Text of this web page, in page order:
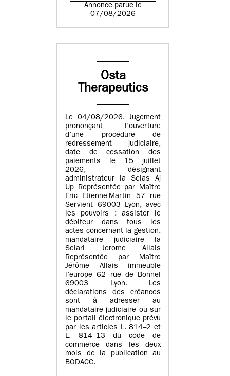
Annonce parue le
07/08/2026
Osta
Therapeutics
Le 04/08/2026. Jugement
prononçant l’ouverture
d’une procédure de
redressement judiciaire,
date de cessation des
paiements le 15 juillet
2026, désignant
administrateur la Selas Aj
Up Représentée par Maître
Eric Etienne-Martin 57 rue
Servient 69003 Lyon, avec
les pouvoirs : assister le
débiteur dans tous les
actes concernant la gestion,
mandataire judiciaire la
Selarl Jerome Allais
Représentée par Maître
Jérôme Allais immeuble
l’europe 62 rue de Bonnel
69003 Lyon. Les
déclarations des créances
sont à adresser au
mandataire judiciaire ou sur
le portail électronique prévu
par les articles L. 814–2 et
L. 814–13 du code de
commerce dans les deux
mois de la publication au
BODACC.